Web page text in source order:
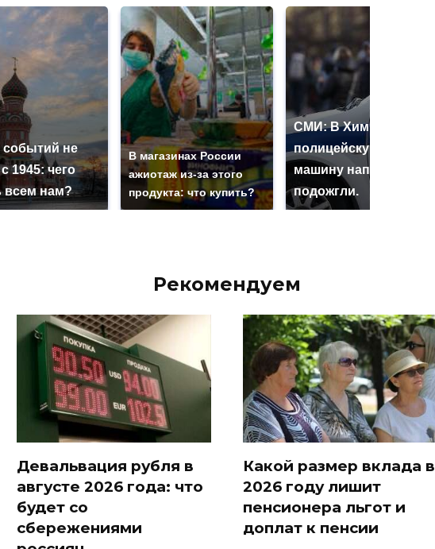
событий не
1945: чего
всем нам?
В магазинах России
ажиотаж из-за этого
продукта: что купить?
СМИ: В Химках на
полицейскую
машину напали и
подожгли.
Рекомендуем
Девальвация рубля в
августе 2026 года: что
будет со
сбережениями
Какой размер вклада в
2026 году лишит
пенсионера льгот и
доплат к пенсии